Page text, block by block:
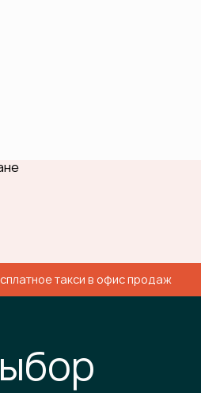
такси в офис продаж